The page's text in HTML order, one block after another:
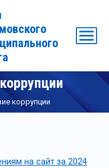
коррупции
на сайт за 2024